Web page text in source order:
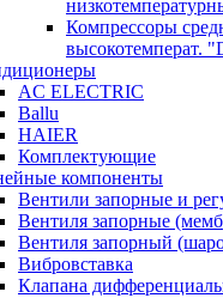
Компрессоры
высокотемперат.
AC ELECTRIC
Ballu
HAIER
Комплектующие
компоненты
Вентили запорные и
Вентиля запорные
Вентиля запорный
Вибровставка
Клапана